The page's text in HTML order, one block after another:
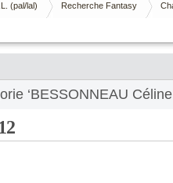
(pal/lal) Recherche Fantasy
‘BESSONNEAU